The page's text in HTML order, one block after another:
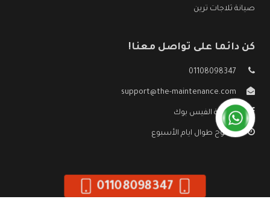
صيانة ثلاجات ترين
كن دائما على تواصل معنا!
01108098347
support@the-maintenance.com
صفحة الفيس بوك
مفتوح طوال ايام الأسبوع
01108098347